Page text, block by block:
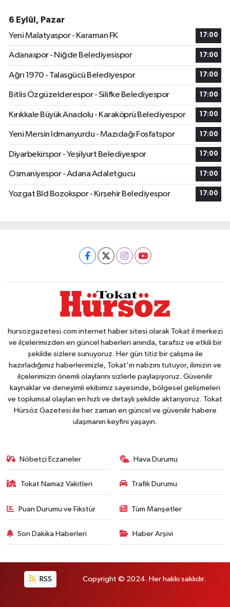
6 Eylül, Pazar
Yeni Malatyaspor - Karaman FK
17:00
Adanaspor - Niğde Belediyesispor 17:00
Ağrı 1970 - Talasgücü Belediyespor 17:00
Bitlis Özgüzelderespor - Silifke Belediyespor 17:00
Kırıkkale Büyük Anadolu - Karaköprü Belediyespor 17:00
Yeni Mersin Idmanyurdu - Mazıdağı Fosfatspor 17:00
Diyarbekirspor - Yeşilyurt Belediyespor 17:00
Osmaniyespor - Adana Adaletgucu 17:00
Yozgat Bld Bozokspor - Kırşehir Belediyespor 17:00
hursozgazetesi.com internet haber sitesi olarak Tokat il merkezi
ve ilçelerimizden en güncel haberleri anında, tarafsız ve etkili bir
şekilde sizlere sunuyoruz. Her gün titiz bir çalışma ile
hazırladığımız haberlerimizle, Tokat'ın nabzını tutuyor, ilimizin ve
ilçelerimizin önemli olaylarını sizlerle paylaşıyoruz. Güvenilir
kaynaklar ve deneyimli ekibimiz sayesinde, bölgesel gelişmeleri
ve toplumsal olayları en hızlı ve detaylı şekilde aktarıyoruz. Tokat
Hürsöz Gazetesi ile her zaman en güncel ve güvenilir habere
ulaşmanın keyfini yaşayın.
Nöbetçi Eczaneler Hava Durumu
Tokat Namaz Vakitleri Trafik Durumu
Puan Durumu ve Fikstür Tüm Manşetler
Son Dakika Haberleri Haber Arşivi
RSS Copyright © 2024. Her hakkı saklıdır.